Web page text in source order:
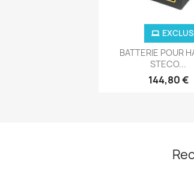
Aperçu
BATTERIE POUR
STECO...
144,80 €